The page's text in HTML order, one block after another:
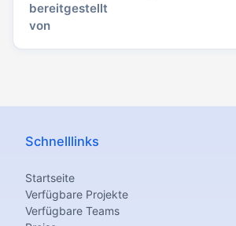
bereitgestellt
von
Schnelllinks
Startseite
Verfügbare Projekte
Verfügbare Teams